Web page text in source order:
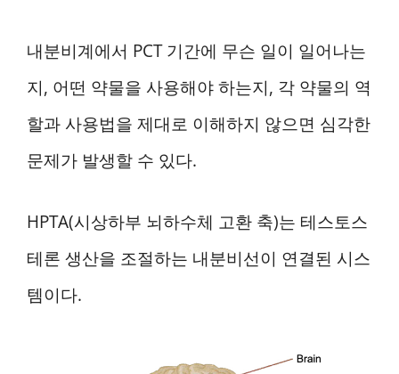
내분비계에서 PCT 기간에 무슨 일이 일어나는
지, 어떤 약물을 사용해야 하는지, 각 약물의 역
할과 사용법을 제대로 이해하지 않으면 심각한
문제가 발생할 수 있다.
HPTA(시상하부 뇌하수체 고환 축)는 테스토스
테론 생산을 조절하는 내분비선이 연결된 시스
템이다.